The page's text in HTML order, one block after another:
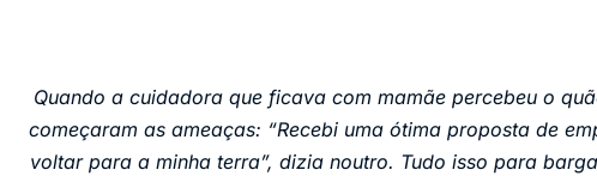
Quando a cuidadora que ficava com mamãe percebeu o
começaram as ameaças: “Recebi uma ótima proposta de
voltar para a minha terra”, dizia noutro. Tudo isso para